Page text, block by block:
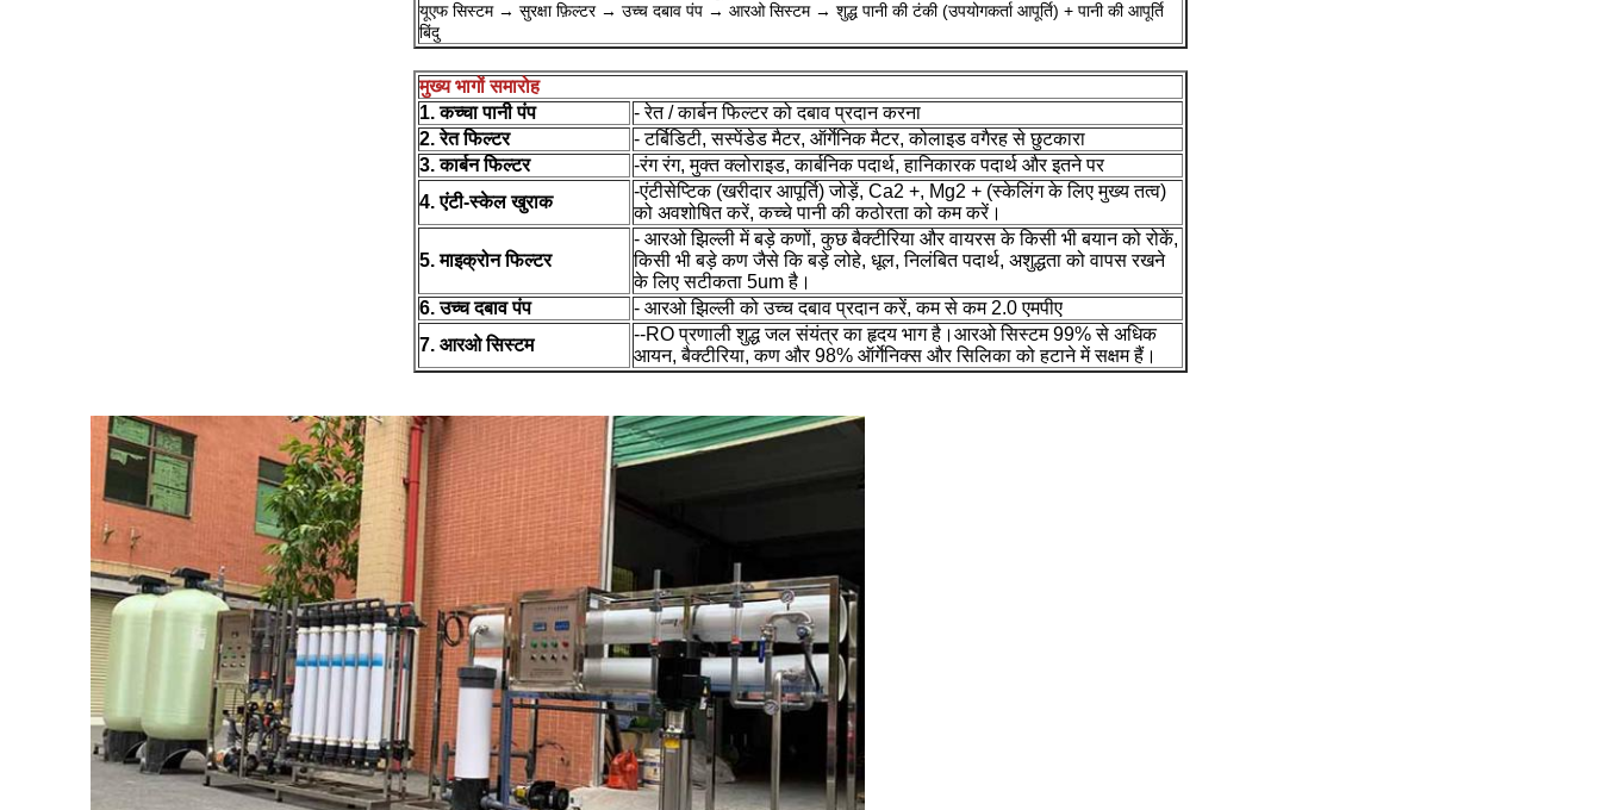
यूएफ सिस्टम → सुरक्षा फ़िल्टर → उच्च दबाव पंप → आरओ सिस्टम → शुद्ध पानी की टंकी (उपयोगकर्ता आपूर्ति) + पानी की आपूर्ति
बिंदु
मुख्य भागों समारोह
1. कच्चा पानी पंप
- रेत / कार्बन फिल्टर को दबाव प्रदान करना
2. रेत फिल्टर
- टर्बिडिटी, सस्पेंडेड मैटर, ऑर्गेनिक मैटर, कोलाइड वगैरह से छुटकारा
3. कार्बन फिल्टर
-रंग रंग, मुक्त क्लोराइड, कार्बनिक पदार्थ, हानिकारक पदार्थ और इतने पर
4. एंटी-स्केल खुराक
-एंटीसेप्टिक (खरीदार आपूर्ति) जोड़ें, Ca2 +, Mg2 + (स्केलिंग के लिए मुख्य तत्व)
को अवशोषित करें, कच्चे पानी की कठोरता को कम करें।
5. माइक्रोन फिल्टर
- आरओ झिल्ली में बड़े कणों, कुछ बैक्टीरिया और वायरस के किसी भी बयान को रोकें,
किसी भी बड़े कण जैसे कि बड़े लोहे, धूल, निलंबित पदार्थ, अशुद्धता को वापस रखने
के लिए सटीकता 5um है।
6. उच्च दबाव पंप
- आरओ झिल्ली को उच्च दबाव प्रदान करें, कम से कम 2.0 एमपीए
7. आरओ सिस्टम
--RO प्रणाली शुद्ध जल संयंत्र का हृदय भाग है।आरओ सिस्टम 99% से अधिक
आयन, बैक्टीरिया, कण और 98% ऑर्गेनिक्स और सिलिका को हटाने में सक्षम हैं।